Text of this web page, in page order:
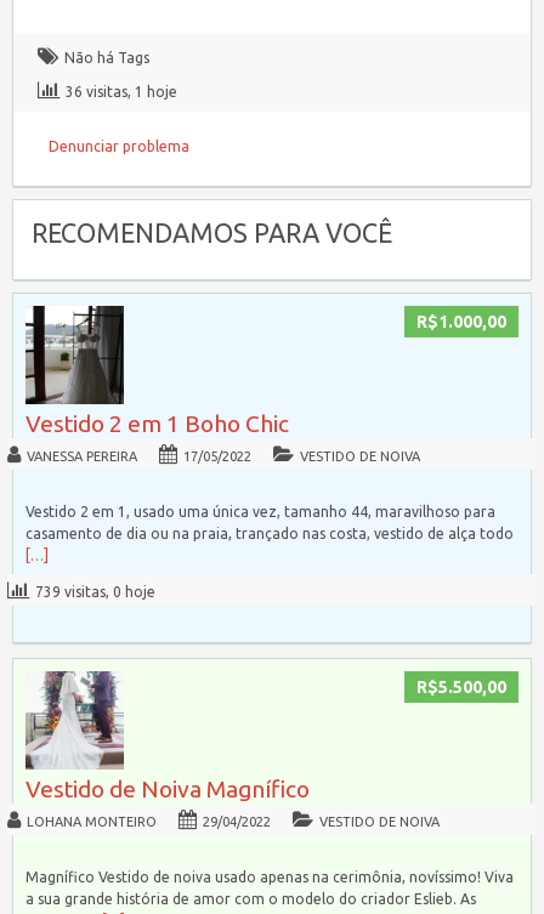
Não há Tags
36 visitas, 1 hoje
Denunciar problema
RECOMENDAMOS PARA VOCÊ
R$1.000,00
Vestido 2 em 1 Boho Chic
VANESSA PEREIRA 17/05/2022 VESTIDO DE NOIVA
Vestido 2 em 1, usado uma única vez, tamanho 44, maravilhoso para
casamento de dia ou na praia, trançado nas costa, vestido de alça todo
[…]
739 visitas, 0 hoje
R$5.500,00
Vestido de Noiva Magnífico
LOHANA MONTEIRO 29/04/2022 VESTIDO DE NOIVA
Magnífico Vestido de noiva usado apenas na cerimônia, novíssimo! Viva
a sua grande história de amor com o modelo do criador Eslieb. As